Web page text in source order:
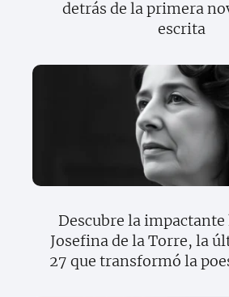
detrás de la primera
escrita
Descubre la
Josefina de la Torre, la
27 que transformó la